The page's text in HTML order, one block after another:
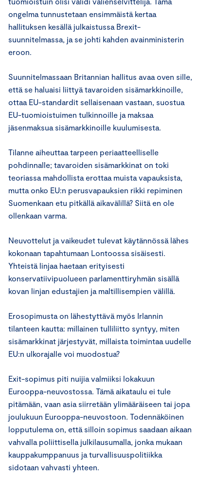
ongelma tunnustetaan ensimmäistä kertaa
hallituksen kesällä julkaistussa Brexit-
suunnitelmassa, ja se johti kahden avainministerin
eroon.
Suunnitelmassaan Britannian hallitus avaa oven sille,
että se haluaisi liittyä tavaroiden sisämarkkinoille,
ottaa EU-standardit sellaisenaan vastaan, suostua
EU-tuomioistuimen tulkinnoille ja maksaa
jäsenmaksua sisämarkkinoille kuulumisesta.
Tilanne aiheuttaa tarpeen periaatteelliselle
pohdinnalle; tavaroiden sisämarkkinat on toki
teoriassa mahdollista erottaa muista vapauksista,
mutta onko EU:n perusvapauksien rikki repiminen
Suomenkaan etu pitkällä aikavälillä? Siitä en ole
ollenkaan varma.
Neuvottelut ja vaikeudet tulevat käytännössä lähes
kokonaan tapahtumaan Lontoossa sisäisesti.
Yhteistä linjaa haetaan erityisesti
konservatiivipuolueen parlamenttiryhmän sisällä
kovan linjan edustajien ja maltillisempien välillä.
Erosopimusta on lähestyttävä myös Irlannin
tilanteen kautta: millainen tulliliitto syntyy, miten
sisämarkkinat järjestyvät, millaista toimintaa uudelle
EU:n ulkorajalle voi muodostua?
Exit-sopimus piti nuijia valmiiksi lokakuun
Eurooppa-neuvostossa. Tämä aikataulu ei tule
pitämään, vaan asia siirretään ylimääräiseen tai jopa
joulukuun Eurooppa-neuvostoon. Todennäköinen
lopputulema on, että silloin sopimus saadaan aikaan
vahvalla poliittisella julkilausumalla, jonka mukaan
kauppakumppanuus ja turvallisuuspolitiikka
sidotaan vahvasti yhteen.